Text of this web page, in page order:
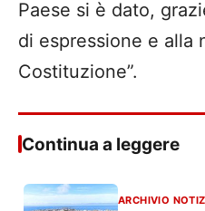
Paese si è dato,
di espressione e alla
Costituzione”.
Continua a leggere
ARCHIVIO